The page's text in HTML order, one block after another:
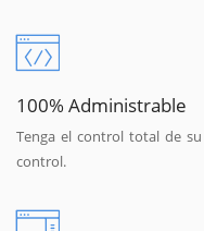
100% Administrable
Tenga el control total de
control.